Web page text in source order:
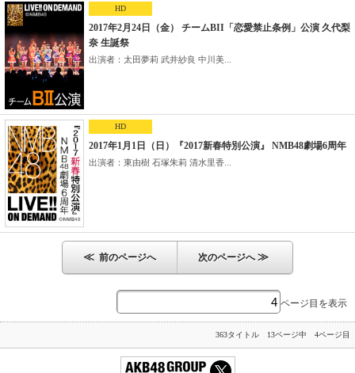
HD
2017年2月24日（金） チームBII「恋愛禁止条例」公演 久代梨
奈 生誕祭
出演者：太田夢莉 武井紗良 中川美...
HD
2017年1月1日（日）『2017新春特別公演』 NMB48劇場6周年
出演者：東由樹 石塚朱莉 清水里香...
≪ 前のページへ 次のページへ≫
ページ目を表示
363タイトル 13ページ中 4ページ目